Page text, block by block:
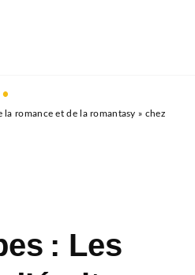
•
la romance et de la romantasy » chez
: Les